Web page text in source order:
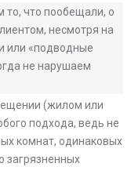
что пообещали, о
несмотря на
или «подводные
не нарушаем
(жилом или
подхода, ведь не
комнат, одинаковых
загрязненных